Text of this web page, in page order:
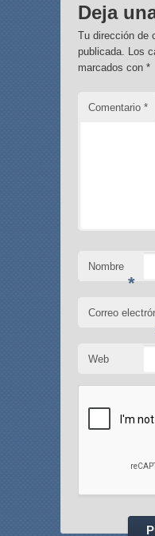
Deja
Tu dirección de
publicada. Los
marcados con *
Comentario *
Nombre
*
Correo
Web